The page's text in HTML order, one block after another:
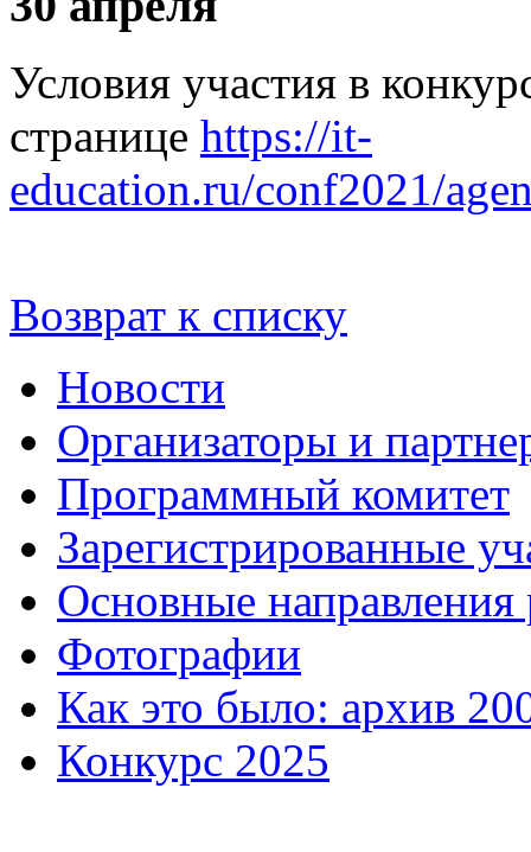
Условия участия в
странице https://it-
education.ru/conf2021/
Возврат к списку
Новости
Организаторы и
Программный комитет
Зарегистрированные
Основные направления
Фотографии
Как это было: архив
Конкурс 2025